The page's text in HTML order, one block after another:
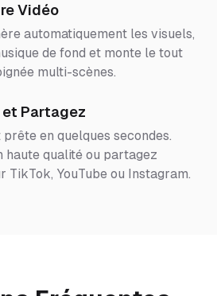
Vidéo
automatiquement les visuels,
de fond et monte le tout
multi-scènes.
Partagez
en quelques secondes.
haute qualité ou partagez
TikTok, YouTube ou Instagram.